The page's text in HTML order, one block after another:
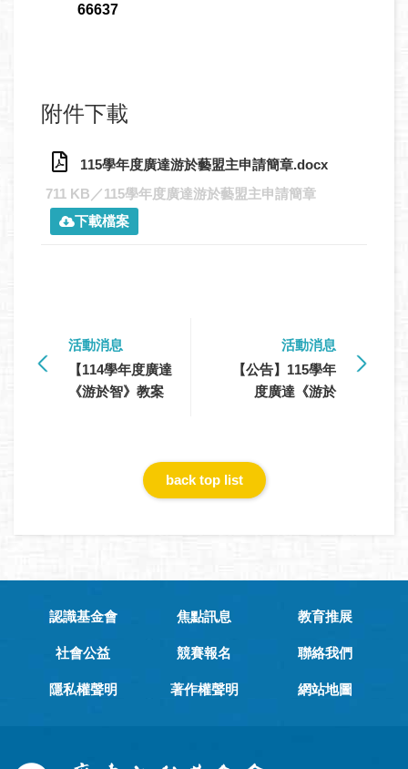
66637
附件下載
115學年度廣達游於藝盟主申請簡章.docx
711 KB／115學年度廣達游於藝盟主申請簡章
下載檔案
活動消息
【114學年度廣達
《游於智》教案
活動消息
【公告】115學年
度廣達《游於
back top list
認識基金會 焦點訊息 教育推展
社會公益 競賽報名 聯絡我們
隱私權聲明 著作權聲明 網站地圖